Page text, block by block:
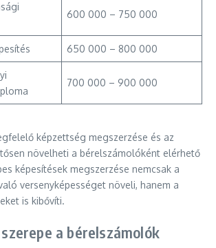
600 000 – 750 000
650 000 – 800 000
700 000 – 900 000
képzettség megszerzése és az
növelheti a bérelszámolóként elérhető
képesítések megszerzése nemcsak a
versenyképességet növeli, hanem a
is kibővíti.
a bérelszámolók